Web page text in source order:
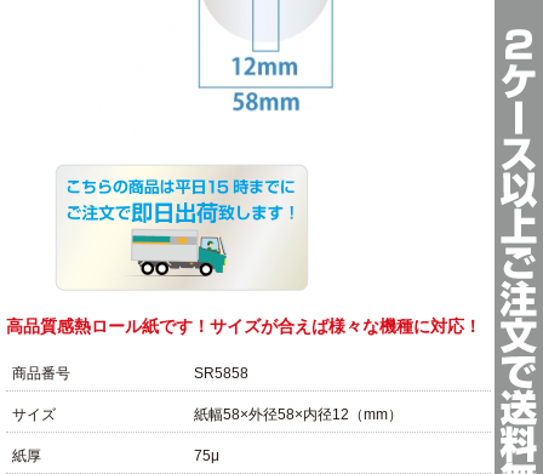
高品質感熱ロール紙です！サイズが合えば様々な機種に対応！
商品番号 SR5858
サイズ 紙幅58×外径58×内径12（mm）
紙厚 75μ